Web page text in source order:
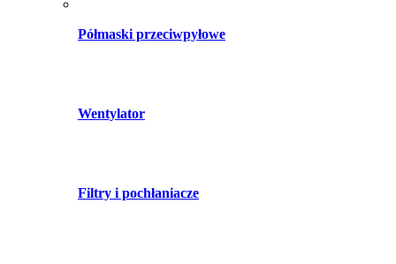
Półmaski przeciwpyłowe
Wentylator
Filtry i pochłaniacze